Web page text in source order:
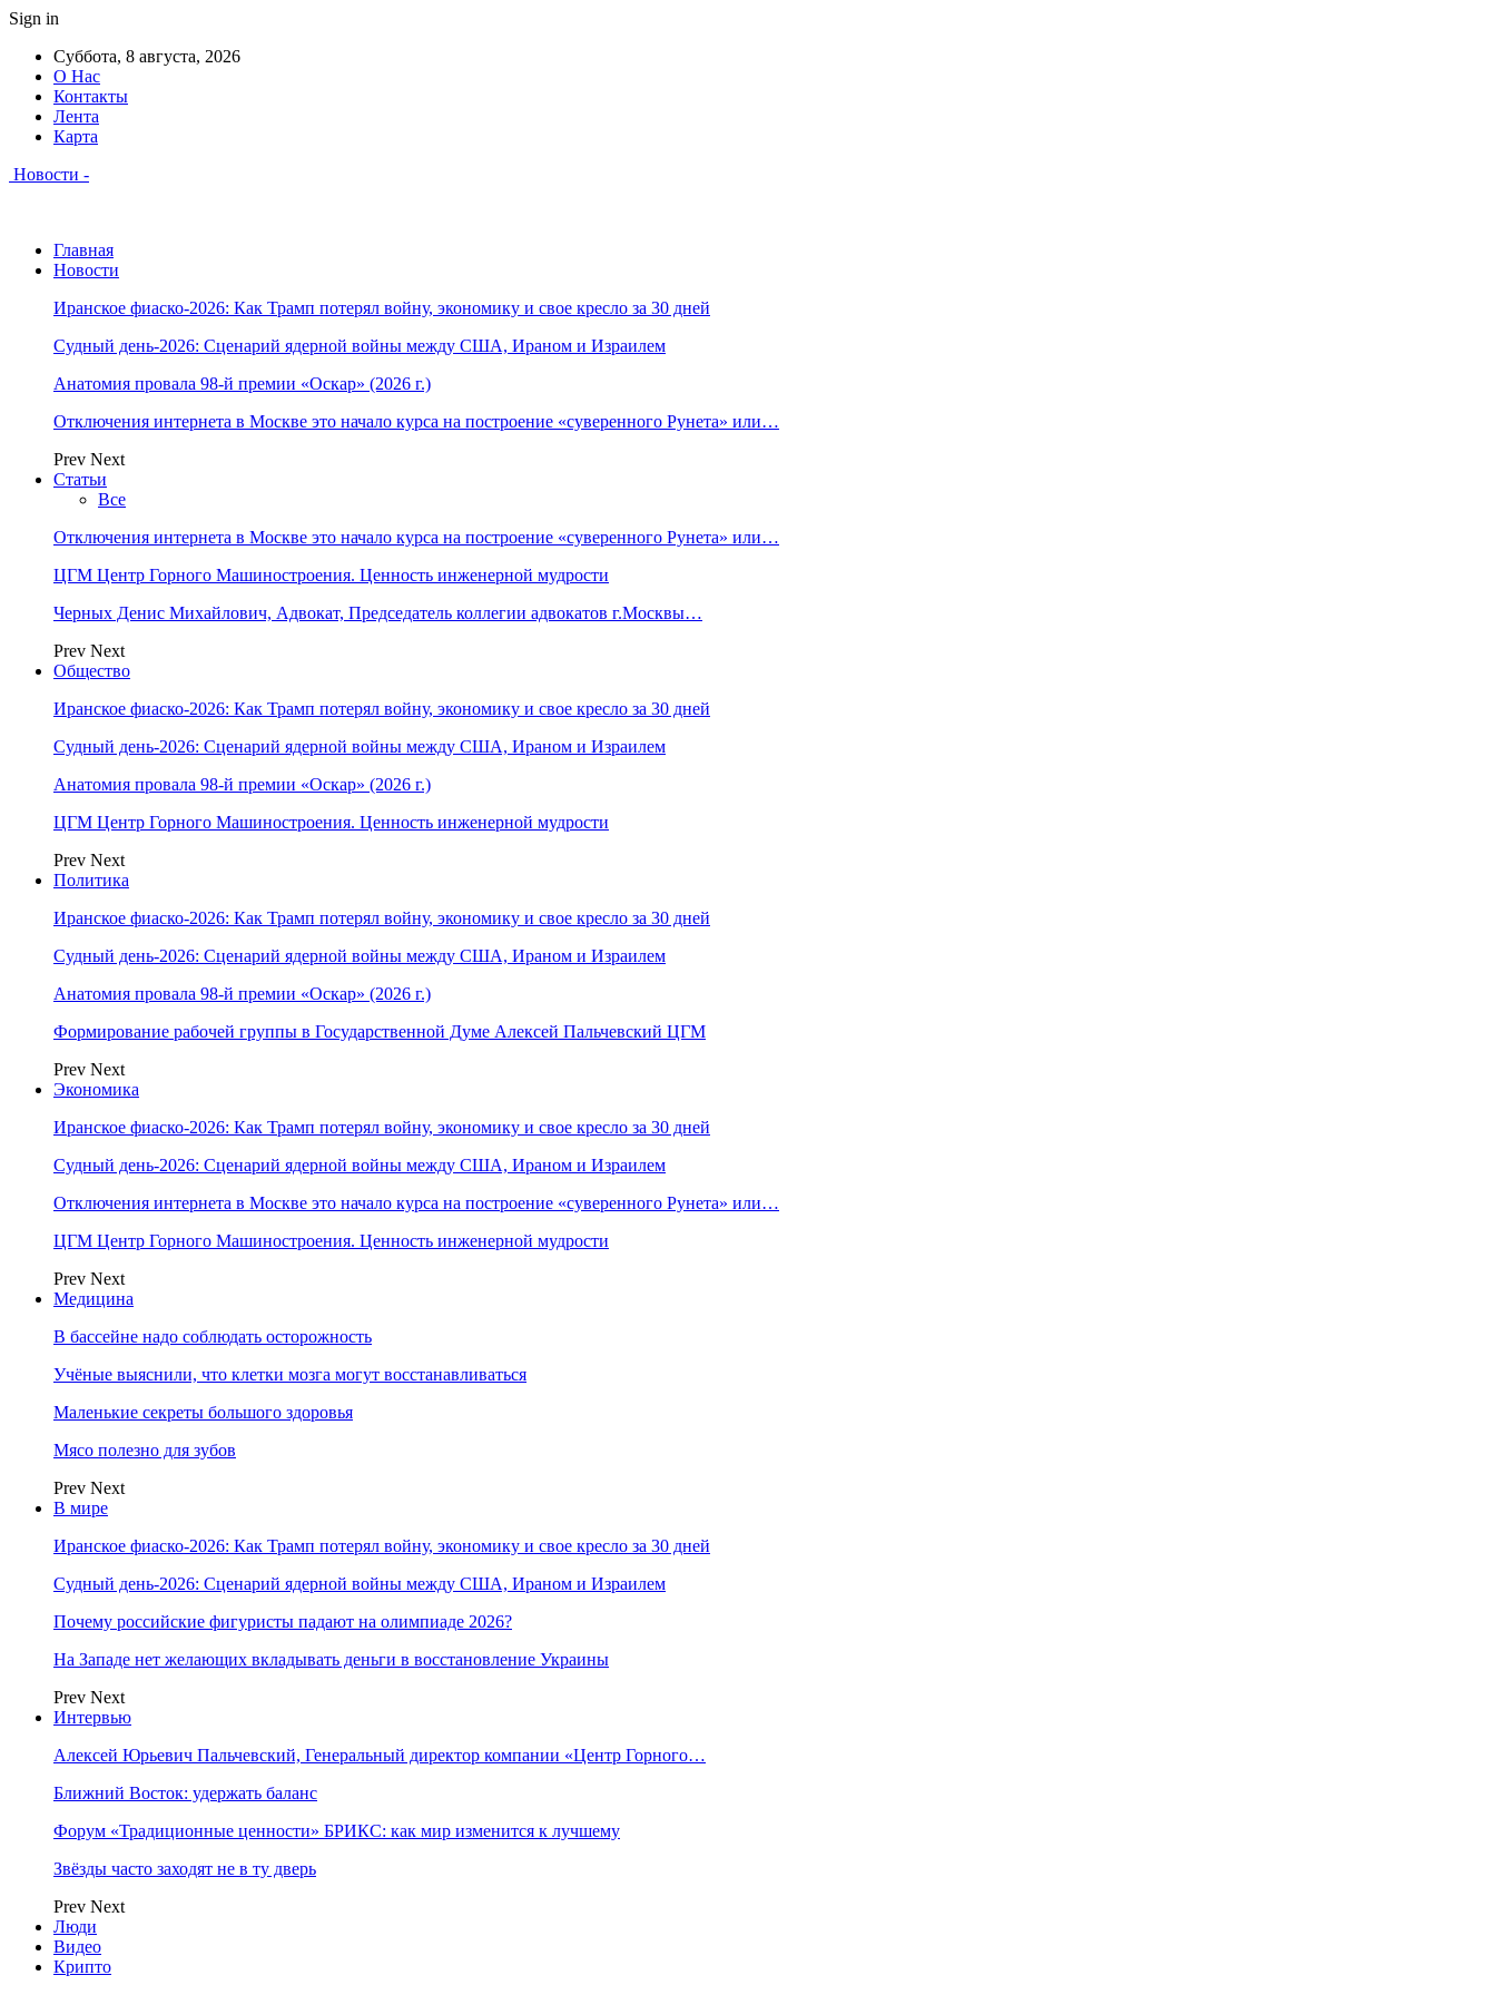
Sign in
Суббота, 8 августа, 2026
О Нас
Контакты
Лента
Карта
Новости -
Главная
Новости
Иранское фиаско-2026: Как Трамп потерял войну, экономику и свое кресло за 30 дней
Судный день-2026: Сценарий ядерной войны между США, Ираном и Израилем
Анатомия провала 98-й премии «Оскар» (2026 г.)
Отключения интернета в Москве это начало курса на построение «суверенного Рунета» или…
Prev Next
Статьи
Все
Отключения интернета в Москве это начало курса на построение «суверенного Рунета» или…
ЦГМ Центр Горного Машиностроения. Ценность инженерной мудрости
Черных Денис Михайлович, Адвокат, Председатель коллегии адвокатов г.Москвы…
Prev Next
Общество
Иранское фиаско-2026: Как Трамп потерял войну, экономику и свое кресло за 30 дней
Судный день-2026: Сценарий ядерной войны между США, Ираном и Израилем
Анатомия провала 98-й премии «Оскар» (2026 г.)
ЦГМ Центр Горного Машиностроения. Ценность инженерной мудрости
Prev Next
Политика
Иранское фиаско-2026: Как Трамп потерял войну, экономику и свое кресло за 30 дней
Судный день-2026: Сценарий ядерной войны между США, Ираном и Израилем
Анатомия провала 98-й премии «Оскар» (2026 г.)
Формирование рабочей группы в Государственной Думе Алексей Пальчевский ЦГМ
Prev Next
Экономика
Иранское фиаско-2026: Как Трамп потерял войну, экономику и свое кресло за 30 дней
Судный день-2026: Сценарий ядерной войны между США, Ираном и Израилем
Отключения интернета в Москве это начало курса на построение «суверенного Рунета» или…
ЦГМ Центр Горного Машиностроения. Ценность инженерной мудрости
Prev Next
Медицина
В бассейне надо соблюдать осторожность
Учёные выяснили, что клетки мозга могут восстанавливаться
Маленькие секреты большого здоровья
Мясо полезно для зубов
Prev Next
В мире
Иранское фиаско-2026: Как Трамп потерял войну, экономику и свое кресло за 30 дней
Судный день-2026: Сценарий ядерной войны между США, Ираном и Израилем
Почему российские фигуристы падают на олимпиаде 2026?
На Западе нет желающих вкладывать деньги в восстановление Украины
Prev Next
Интервью
Алексей Юрьевич Пальчевский, Генеральный директор компании «Центр Горного…
Ближний Восток: удержать баланс
Форум «Традиционные ценности» БРИКС: как мир изменится к лучшему
Звёзды часто заходят не в ту дверь
Prev Next
Люди
Видео
Крипто